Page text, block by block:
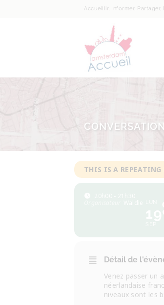
Accueillir, Informer,
THIS IS A REPEATING
Détail de
Venez passer un
néerlandaise
niveaux sont les